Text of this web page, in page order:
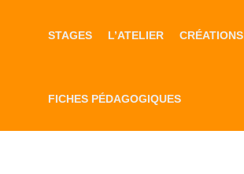
STAGES L’ATELIER CRÉATIONS
FICHES PÉDAGOGIQUES